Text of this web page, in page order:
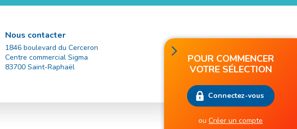
POUR COMMENCER
VOTRE SÉLECTION
Connectez-vous
ou Créer un compte
Nous contacter
1846 boulevard du Cerceron
Centre commercial Sigma
83700 Saint-Raphaël